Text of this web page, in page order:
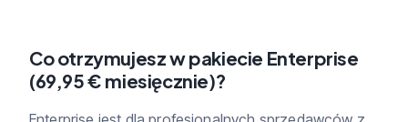
Co otrzymujesz w pakiecie Enterprise
(69,95 € miesięcznie)?